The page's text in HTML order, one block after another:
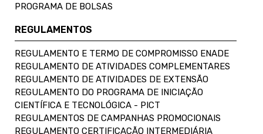
PROGRAMA DE BOLSAS
REGULAMENTOS
REGULAMENTO E TERMO DE COMPROMISSO ENADE
REGULAMENTO DE ATIVIDADES COMPLEMENTARES
REGULAMENTO DE ATIVIDADES DE EXTENSÃO
REGULAMENTO DO PROGRAMA DE INICIAÇÃO
CIENTÍFICA E TECNOLÓGICA - PICT
REGULAMENTOS DE CAMPANHAS PROMOCIONAIS
REGULAMENTO CERTIFICAÇÃO INTERMEDIÁRIA